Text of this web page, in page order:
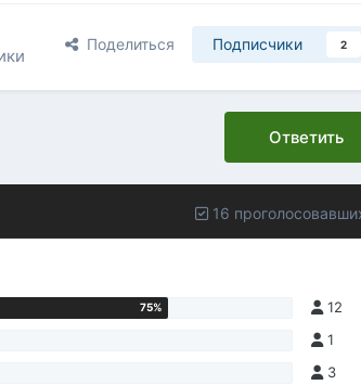
Поделиться Подписчики 2
Ответить
16
12
1
3